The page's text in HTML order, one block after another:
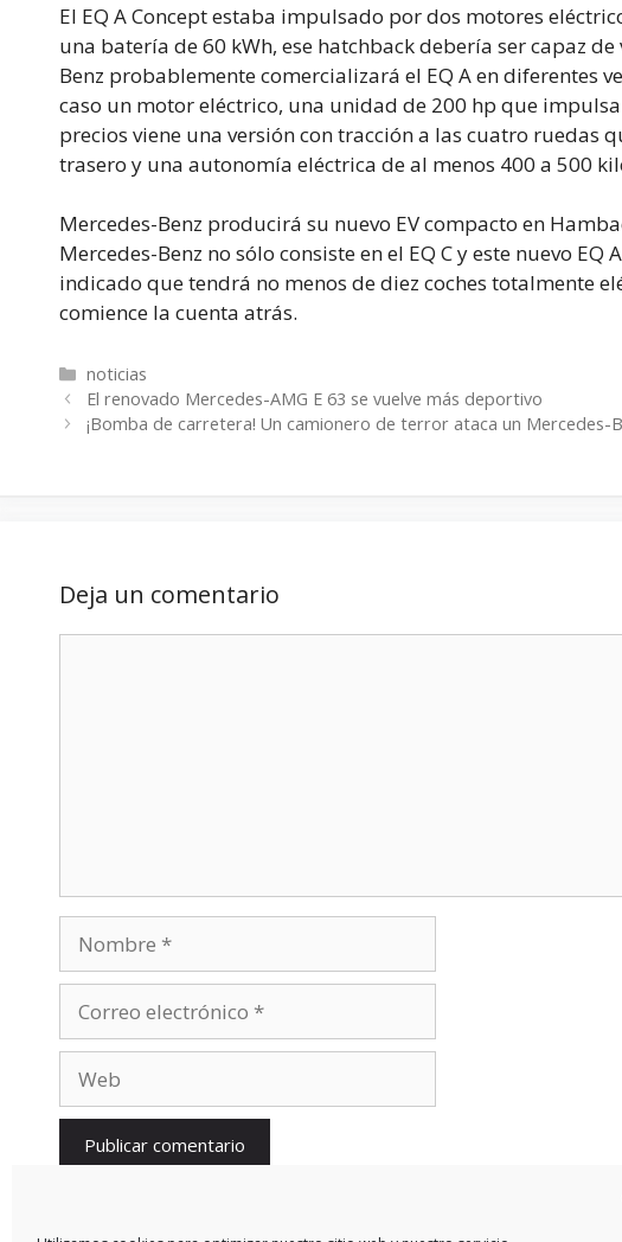
El EQ A Concept estaba impulsado por dos motores
una batería de 60 kWh, ese hatchback debería ser capaz
Benz probablemente comercializará el EQ A en diferentes
caso un motor eléctrico, una unidad de 200 hp que
precios viene una versión con tracción a las cuatro ruedas
trasero y una autonomía eléctrica de al menos 400 a 500
Mercedes-Benz producirá su nuevo EV compacto en
Mercedes-Benz no sólo consiste en el EQ C y este nuevo
indicado que tendrá no menos de diez coches totalmente
comience la cuenta atrás.
Categorías
noticias
El renovado Mercedes-AMG E 63 se vuelve más deportivo
¡Bomba de carretera! Un camionero de terror ataca un Mercedes-
Deja un comentario
electrónico